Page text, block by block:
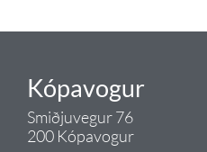
Kópavogur
Smiðjuvegur 76
200 Kópavogur